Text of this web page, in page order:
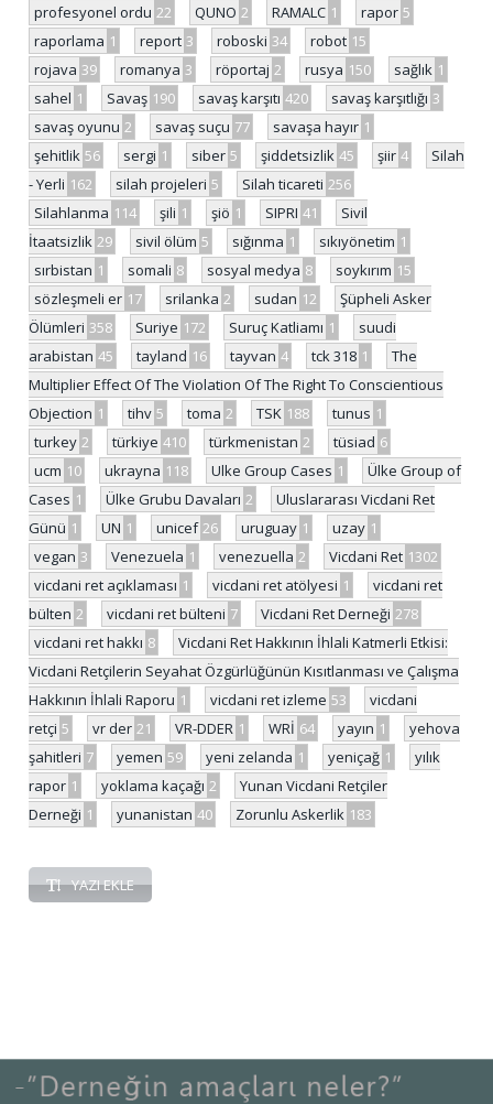
profesyonel ordu 22 QUNO 2 RAMALC 1 rapor 5
raporlama 1 report 3 roboski 34 robot 15
rojava 39 romanya 3 röportaj 2 rusya 150 sağlık 1
sahel 1 Savaş 190 savaş karşıtı 420 savaş karşıtlığı 3
savaş oyunu 2 savaş suçu 77 savaşa hayır 1
şehitlik 56 sergi 1 siber 5 şiddetsizlik 45 şiir 4
Silah
- Yerli 162 silah projeleri 5 Silah ticareti 256
Silahlanma 114 şili 1 şiö 1 SIPRI 41
Sivil
İtaatsizlik 29 sivil ölüm 5 sığınma 1 sıkıyönetim 1
sırbistan 1 somali 8 sosyal medya 8 soykırım 15
sözleşmeli er 17 srilanka 2 sudan 12
Şüpheli Asker
Ölümleri 358 Suriye 172 Suruç Katliamı 1
suudi
arabistan 45 tayland 16 tayvan 4 tck 318 1
The
Multiplier Effect Of The Violation Of The Right To Conscientious
Objection 1 tihv 5 toma 2 TSK 188 tunus 1
turkey 2 türkiye 410 türkmenistan 2 tüsiad 6
ucm 10 ukrayna 118 Ulke Group Cases 1
Ülke Group of
Cases 1 Ülke Grubu Davaları 2
Uluslararası Vicdani Ret
Günü 1 UN 1 unicef 26 uruguay 1 uzay 1
vegan 3 Venezuela 1 venezuella 2 Vicdani Ret 1302
vicdani ret açıklaması 1 vicdani ret atölyesi 1
vicdani ret
bülten 2 vicdani ret bülteni 7 Vicdani Ret Derneği 278
vicdani ret hakkı 8
Vicdani Ret Hakkının İhlali Katmerli Etkisi:
Vicdani Retçilerin Seyahat Özgürlüğünün Kısıtlanması ve Çalışma
Hakkının İhlali Raporu 1 vicdani ret izleme 53
vicdani
retçi 5 vr der 21 VR-DDER 1 WRİ 64 yayın 1
yehova
şahitleri 7 yemen 59 yeni zelanda 1 yeniçağ 1
yılık
rapor 1 yoklama kaçağı 2
Yunan Vicdani Retçiler
Derneği 1 yunanistan 40 Zorunlu Askerlik 183
YAZI EKLE